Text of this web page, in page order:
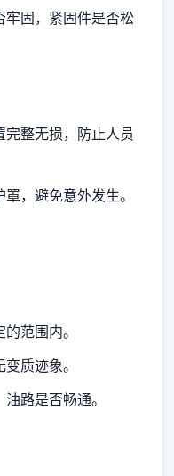
固，紧固件是否松
整无损，防止人员
，避免意外发生。
范围内。
质迹象。
路是否畅通。